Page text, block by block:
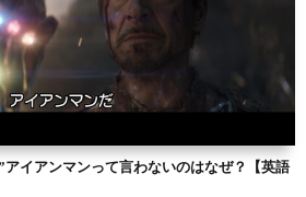
アイアンマンって言わないのはなぜ？【英語